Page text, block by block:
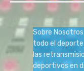
Sobre
todo el
las
deportivos en